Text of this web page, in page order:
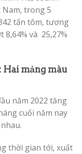
trong 5
tấn tôm, tương
và 25,27%
Hai mảng màu
năm 2022 tăng
cuối năm nay
thời gian tới, xuất